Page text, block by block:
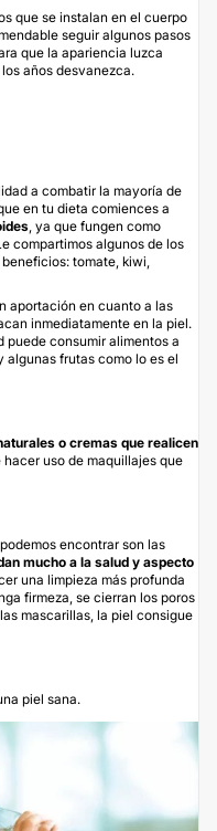
que se instalan en el cuerpo
seguir algunos pasos
que la apariencia luzca
años desvanezca.
a combatir la mayoría de
en tudieta comiences a
, ya que fungen como
compartimos algunos de los
tomate, kiwi,
aportación en cuanto a las
inmediatamente en la piel.
puede consumir alimentos a
algunas frutas como lo es el
o cremas que realicen
hacer uso de maquillajes que
encontrar son las
mucho a la salud y aspecto
una limpieza más profunda
firmeza, se cierran los poros
mascarillas, la piel consigue
piel sana.